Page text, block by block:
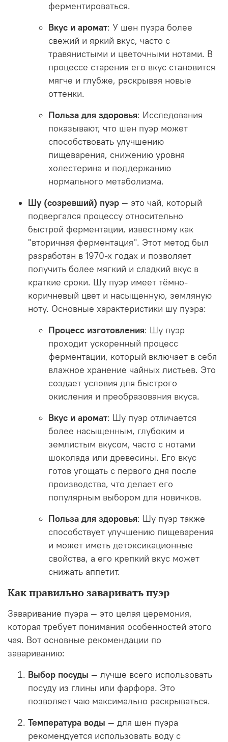
ферментироваться.
Вкус и аромат: У шен пуэра более
свежий и яркий вкус, часто с
травянистыми и цветочными нотами. В
процессе старения его вкус становится
мягче и глубже, раскрывая новые
оттенки.
Польза для здоровья: Исследования
показывают, что шен пуэр может
способствовать улучшению
пищеварения, снижению уровня
холестерина и поддержанию
нормального метаболизма.
Шу (созревший) пуэр — это чай, который
подвергался процессу относительно
быстрой ферментации, известному как
"вторичная ферментация". Этот метод был
разработан в 1970-х годах и позволяет
получить более мягкий и сладкий вкус в
краткие сроки. Шу пуэр имеет тёмно-
коричневый цвет и насыщенную, земляную
ноту. Основные характеристики шу пуэра:
Процесс изготовления: Шу пуэр
проходит ускоренный процесс
ферментации, который включает в себя
влажное хранение чайных листьев. Это
создает условия для быстрого
окисления и преобразования вкуса.
Вкус и аромат: Шу пуэр отличается
более насыщенным, глубоким и
землистым вкусом, часто с нотами
шоколада или древесины. Его вкус
готов угощать с первого дня после
производства, что делает его
популярным выбором для новичков.
Польза для здоровья: Шу пуэр также
способствует улучшению пищеварения
и может иметь детоксикационные
свойства, а его крепкий вкус может
снижать аппетит.
Как правильно заваривать пуэр
Заваривание пуэра — это целая церемония,
которая требует понимания особенностей этого
чая. Вот основные рекомендации по
завариванию:
Выбор посуды — лучше всего использовать
посуду из глины или фарфора. Это
позволяет чаю максимально раскрываться.
Температура воды — для шен пуэра
рекомендуется использовать воду с